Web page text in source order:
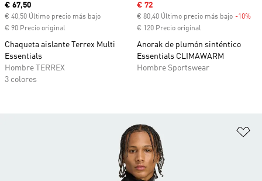
Precio actual
€ 67,50
€ 40,50 Último precio más bajo
€ 90 Precio original
Chaqueta aislante Terrex Multi
Essentials
Hombre TERREX
3 colores
Precio de venta
€ 72
€ 80,40 Último precio más bajo -10%
€ 120 Precio original
Anorak de plumón sinténtico
Essentials CLIMAWARM
Hombre Sportswear